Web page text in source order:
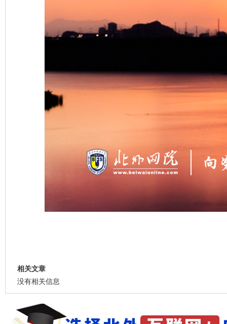
相关文章
没有相关信息